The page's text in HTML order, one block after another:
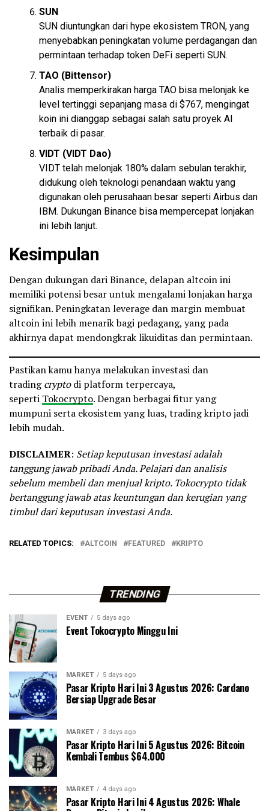
SUN
SUN diuntungkan dari hype ekosistem TRON, yang
menyebabkan peningkatan volume perdagangan dan
permintaan terhadap token DeFi seperti SUN.
TAO (Bittensor)
Analis memperkirakan harga TAO bisa melonjak ke
level tertinggi sepanjang masa di $767, mengingat
koin ini dianggap sebagai salah satu proyek AI
terbaik di pasar.
VIDT (VIDT Dao)
VIDT telah melonjak 180% dalam sebulan terakhir,
didukung oleh teknologi penandaan waktu yang
digunakan oleh perusahaan besar seperti Airbus dan
IBM. Dukungan Binance bisa mempercepat lonjakan
ini lebih lanjut.
Kesimpulan
Dengan dukungan dari Binance, delapan altcoin ini
memiliki potensi besar untuk mengalami lonjakan harga
signifikan. Peningkatan leverage dan margin membuat
altcoin ini lebih menarik bagi pedagang, yang pada
akhirnya dapat mendongkrak likuiditas dan permintaan.
Pastikan kamu hanya melakukan investasi dan
tradingcryptodi platform terpercaya,
seperti Tokocrypto. Dengan berbagai fitur yang
mumpuni serta ekosistem yang luas, trading kripto jadi
lebih mudah.
DISCLAIMER: Setiap keputusan investasi adalah
tanggung jawab pribadi Anda. Pelajari dan analisis
sebelum membeli dan menjual kripto. Tokocrypto tidak
bertanggung jawab atas keuntungan dan kerugian yang
timbul dari keputusan investasi Anda.
RELATED TOPICS: ALTCOIN FEATURED KRIPTO
TRENDING
EVENT 5 days ago
Event Tokocrypto Minggu Ini
MARKET 5 days ago
Pasar Kripto Hari Ini 3 Agustus 2026: Cardano
Bersiap Upgrade Besar
MARKET 3 days ago
Pasar Kripto Hari Ini 5 Agustus 2026: Bitcoin
Kembali Tembus $64.000
MARKET 4 days ago
Pasar Kripto Hari Ini 4 Agustus 2026: Whale